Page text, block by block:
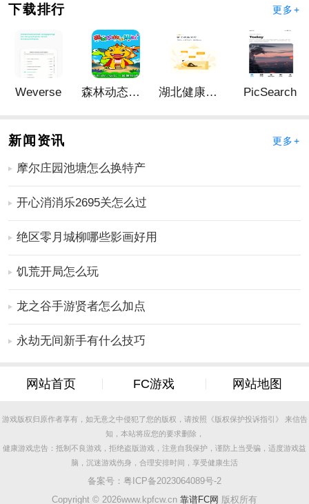
1、音频资源丰富且更新迅速，为用户提供了优质的听广
播服务体验。
频，随时享受。
3、频道选择自由，用户可以订阅自己感兴趣的广播剧集
内容，随心所欲。
户持续使用。
且免费获取。
1、无需费心创建或挑选播放列表，即可与优质音乐不期
2、私人兆赫功能，根据你的喜好持续为你播放你钟爱的
下载排行 更多+
Weverse 森林动态壁纸 湖北健康科技 PicSearch
新闻资讯 更多+
摩尔庄园池塘怎么换特产
开心消消乐2695关怎么过
绝区零月城柳哪些影画好用
饥荒开局怎么玩
龙之谷手游贤者怎么加点
永劫无间新手有什么技巧
网站首页 FC游戏 网站地图
游戏版权归原作者享有，如无意之中侵犯了您的版权，请按照《版权保护投诉指引》 来信告
知，本站将应您的要求删除，
健康游戏忠告：抵制不良游戏，拒绝盗版游戏，注意自我保护，谨防上当受骗，适度游戏益
脑，沉迷游戏伤身，合理安排时间，享受健康生活
备案号： 粤ICP备2023064089号-2
Copyright © 2026www.kpfcw.cn 靠谱FC网 版权所有